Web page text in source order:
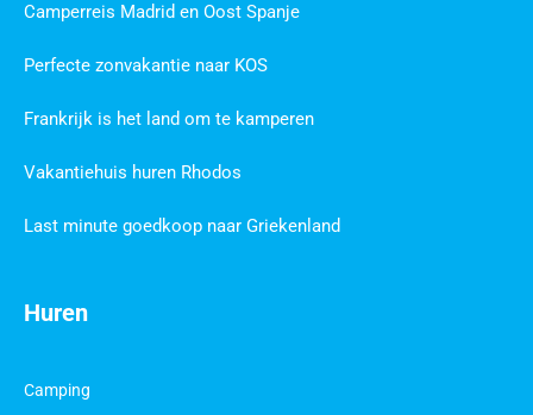
Huren
Camping
Camperreis Madrid en Oost Spanje
Perfecte zonvakantie naar KOS
Frankrijk is het land om te kamperen
Vakantiehuis huren Rhodos
Last minute goedkoop naar Griekenland